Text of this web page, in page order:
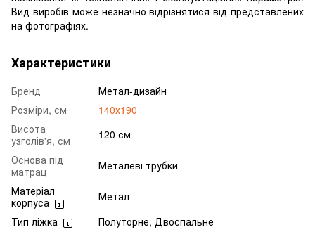
Вид виробів може незначно відрізнятися від представлених
на фотографіях.
Характеристики
Бренд
Метал-дизайн
Розміри, см
140х190
Висота
узголів'я, см
120 см
Основа під
матрац
Металеві трубки
Матеріал
корпуса
Метал
Тип ліжка
Полуторне, Двоспальне